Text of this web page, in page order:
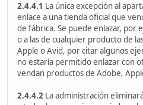
2.4.4.1 La única excepción al
enlace a una tienda oficial que
de fábrica. Se puede enlazar, por
o a las de cualquier producto de
Apple o Avid, por citar algunos
no estaría permitido enlazar con
vendan productos de Adobe,
2.4.4.2 La administración